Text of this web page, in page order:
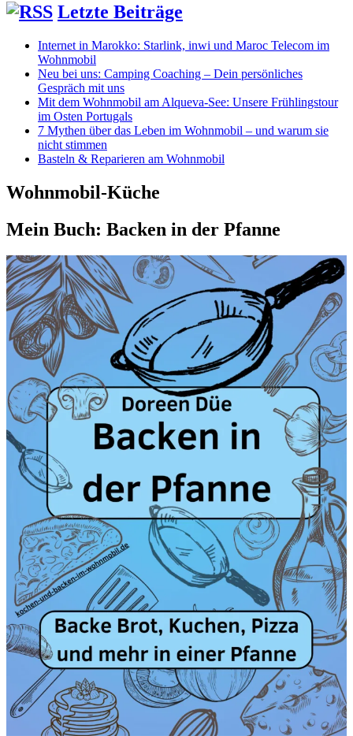
Letzte Beiträge
Internet in Marokko: Starlink, inwi und Maroc Telecom im
Wohnmobil
Neu bei uns: Camping Coaching – Dein persönliches
Gespräch mit uns
Mit dem Wohnmobil am Alqueva-See: Unsere Frühlingstour
im Osten Portugals
7 Mythen über das Leben im Wohnmobil – und warum sie
nicht stimmen
Basteln & Reparieren am Wohnmobil
Wohnmobil-Küche
Mein Buch: Backen in der Pfanne